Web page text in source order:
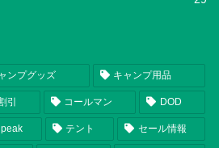
ンプグッズ キャンプ用品
引 コールマン DOD
テント セール情報